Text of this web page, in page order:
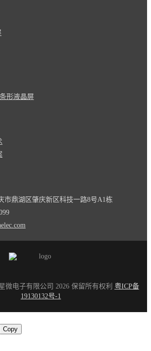
形液晶屏
市鼎湖区肇庆新区科技一路8号A1栋
微电子有限公司 2026 保留所有权利 粤ICP备
19130132号-1
Copy